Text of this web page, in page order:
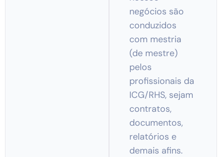
negócios são
conduzidos
com mestria
(de mestre)
pelos
profissionais da
ICG/RHS, sejam
contratos,
documentos,
relatórios e
demais afins.